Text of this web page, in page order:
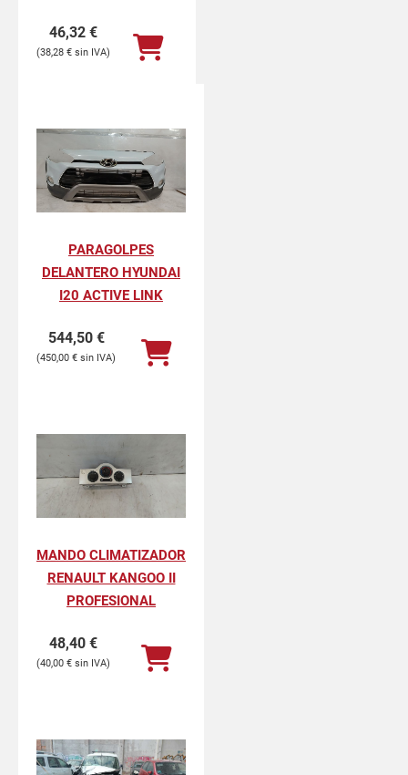
46,32 €
38,28 €
PARAGOLPES
DELANTERO HYUNDAI
I20 ACTIVE LINK
544,50 €
450,00 €
MANDO CLIMATIZADOR
RENAULT KANGOO II
PROFESIONAL
48,40 €
40,00 €